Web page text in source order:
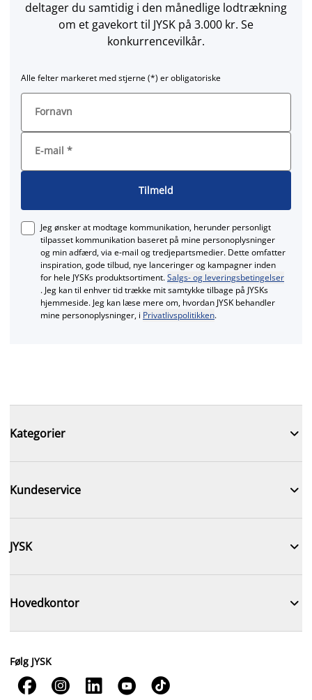
deltager du samtidig i den månedlige lodtrækning
om et gavekort til JYSK på 3.000 kr. Se
konkurrencevilkår.
Alle felter markeret med stjerne (*) er obligatoriske
Fornavn
E-mail *
Tilmeld
Jeg ønsker at modtage kommunikation, herunder personligt
tilpasset kommunikation baseret på mine personoplysninger
og min adfærd, via e‑mail og tredjepartsmedier. Dette omfatter
inspiration, gode tilbud, nye lanceringer og kampagner inden
for hele JYSKs produktsortiment.Salgs- og leveringsbetingelser
. Jeg kan til enhver tid trække mit samtykke tilbage på JYSKs
hjemmeside. Jeg kan læse mere om, hvordan JYSK behandler
mine personoplysninger, i Privatlivspolitikken.
Kategorier 
Kundeservice 
JYSK 
Hovedkontor 
Følg JYSK
    